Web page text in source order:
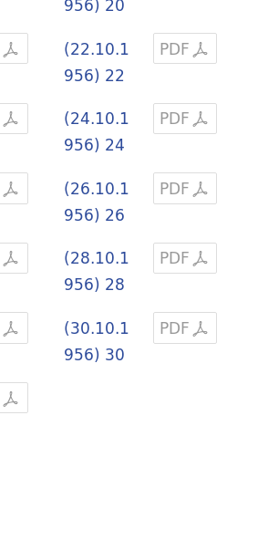
PDF
(22.10.1
956) 22
PDF
(24.10.1
956) 24
PDF
(26.10.1
956) 26
PDF
(28.10.1
956) 28
PDF
(30.10.1
956) 30